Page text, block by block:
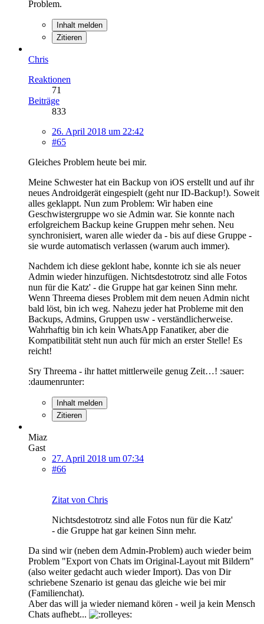
Problem.
Inhalt melden
Zitieren
Chris
Reaktionen
71
Beiträge
833
26. April 2018 um 22:42
#65
Gleiches Problem heute bei mir.
Meine Schwester hat ein Backup von iOS erstellt und auf ihr
neues Androidgerät eingespielt (geht nur ID-Backup!). Soweit
alles geklappt. Nun zum Problem: Wir haben eine
Geschwistergruppe wo sie Admin war. Sie konnte nach
erfolgreichem Backup keine Gruppen mehr sehen. Neu
synchronisiert, waren alle wieder da - bis auf diese Gruppe -
sie wurde automatisch verlassen (warum auch immer).
Nachdem ich diese geklont habe, konnte ich sie als neuer
Admin wieder hinzufügen. Nichtsdestotrotz sind alle Fotos
nun für die Katz' - die Gruppe hat gar keinen Sinn mehr.
Wenn Threema dieses Problem mit dem neuen Admin nicht
bald löst, bin ich weg. Nahezu jeder hat Probleme mit den
Backups, Admins, Gruppen usw - verständlicherweise.
Wahrhaftig bin ich kein WhatsApp Fanatiker, aber die
Kompatibilität steht nun auch für mich an erster Stelle! Es
reicht!
Sry Threema - ihr hattet mittlerweile genug Zeit…! :sauer:
:daumenrunter:
Inhalt melden
Zitieren
Miaz
Gast
27. April 2018 um 07:34
#66
Zitat von Chris
Nichtsdestotrotz sind alle Fotos nun für die Katz'
- die Gruppe hat gar keinen Sinn mehr.
Da sind wir (neben dem Admin-Problem) auch wieder beim
Problem "Export von Chats im Original-Layout mit Bildern"
(also weiter gedacht auch wieder Import). Das von Dir
schriebene Szenario ist genau das gleiche wie bei mir
(Familienchat).
Aber das will ja wieder niemand kören - weil ja kein Mensch
Chats aufhebt...